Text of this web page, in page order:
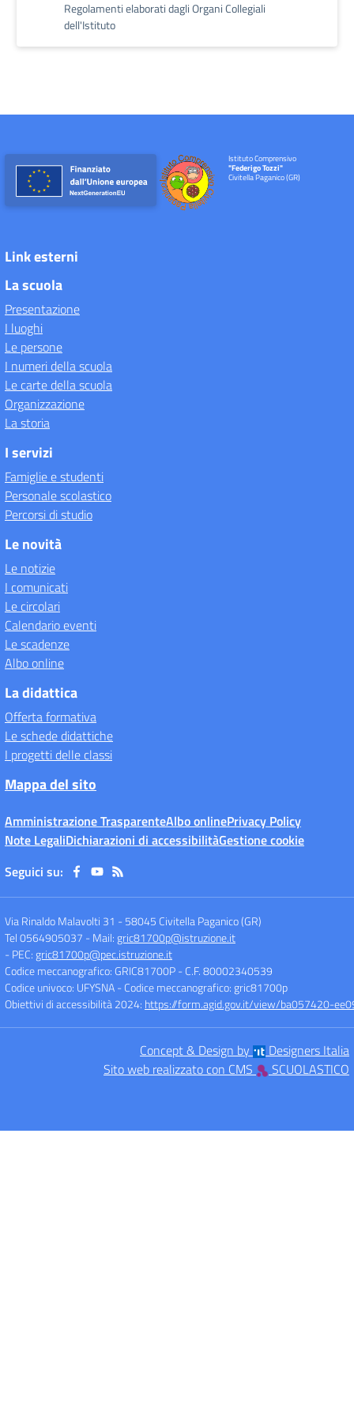
Regolamenti elaborati dagli Organi Collegiali
dell'Istituto
Istituto Comprensivo
"Federigo Tozzi"
Civitella Paganico (GR)
Link esterni
La scuola
Presentazione
I luoghi
Le persone
I numeri della scuola
Le carte della scuola
Organizzazione
La storia
I servizi
Famiglie e studenti
Personale scolastico
Percorsi di studio
Le novità
Le notizie
I comunicati
Le circolari
Calendario eventi
Le scadenze
Albo online
La didattica
Offerta formativa
Le schede didattiche
I progetti delle classi
Mappa del sito
Amministrazione TrasparenteAlbo onlinePrivacy Policy
Note LegaliDichiarazioni di accessibilitàGestione cookie
Seguici su:
Via Rinaldo Malavolti 31 - 58045 Civitella Paganico (GR)
Tel 0564905037 - Mail:gric81700p@istruzione.it
- PEC:gric81700p@pec.istruzione.it
Codice meccanografico: GRIC81700P- C.F. 80002340539
Codice univoco: UFYSNA- Codice meccanografico: gric81700p
Obiettivi di accessibilità 2024: https://form.agid.gov.it/view/ba057420-
Concept & Design by
Designers Italia
Sito web realizzato con CMS
SCUOLASTICO